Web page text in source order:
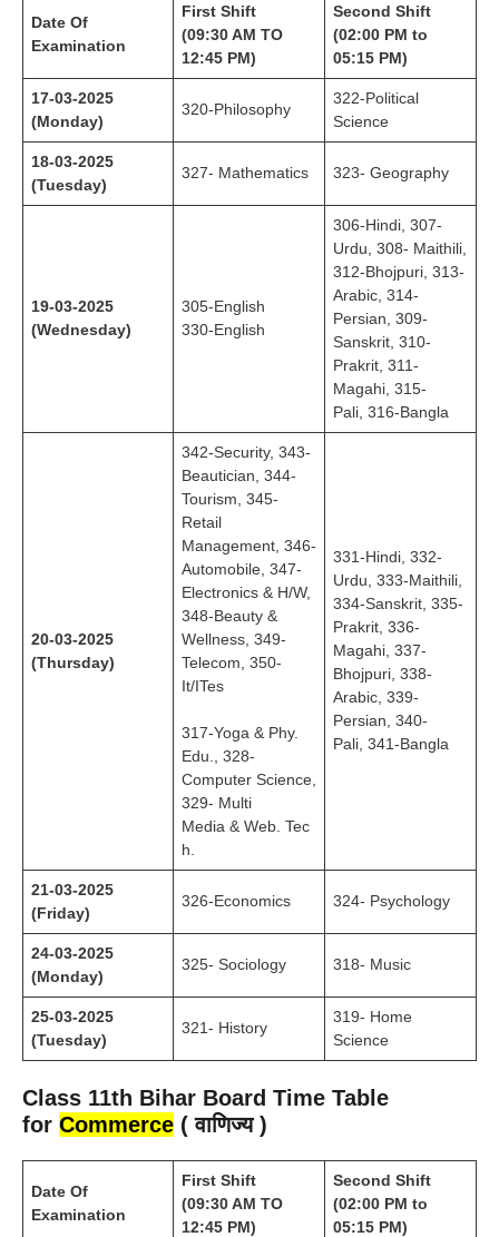
Date Of
Examination
First Shift
(09:30 AM TO
12:45 PM)
Second Shift
(02:00 PM to
05:15 PM)
17-03-2025
(Monday)
320-Philosophy
322-Political
Science
18-03-2025
(Tuesday)
327- Mathematics 323- Geography
19-03-2025
(Wednesday)
305-English
330-English
306-Hindi, 307-
Urdu, 308- Maithili,
312-Bhojpuri, 313-
Arabic, 314-
Persian, 309-
Sanskrit, 310-
Prakrit, 311-
Magahi, 315-
Pali, 316-Bangla
20-03-2025
(Thursday)
342-Security, 343-
Beautician, 344-
Tourism, 345-
Retail
Management, 346-
Automobile, 347-
Electronics & H/W,
348-Beauty &
Wellness, 349-
Telecom, 350-
It/ITes
317-Yoga & Phy.
Edu., 328-
Computer Science,
329- Multi
Media & Web. Tec
h.
331-Hindi, 332-
Urdu, 333-Maithili,
334-Sanskrit, 335-
Prakrit, 336-
Magahi, 337-
Bhojpuri, 338-
Arabic, 339-
Persian, 340-
Pali, 341-Bangla
21-03-2025
(Friday)
326-Economics 324- Psychology
24-03-2025
(Monday)
325- Sociology 318- Music
25-03-2025
(Tuesday)
321- History
319- Home
Science
Class 11th Bihar Board Time Table
for Commerce ( वाणिज्य )
Date Of
Examination
First Shift
(09:30 AM TO
12:45 PM)
Second Shift
(02:00 PM to
05:15 PM)